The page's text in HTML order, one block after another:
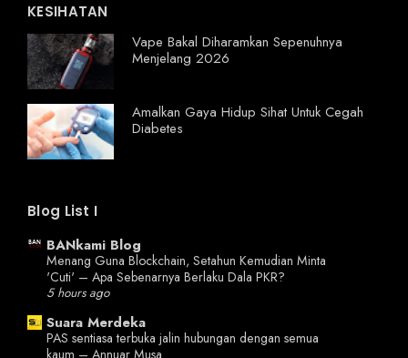
KESIHATAN
Vape Bakal Diharamkan Sepenuhnya
Menjelang 2026
Amalkan Gaya Hidup Sihat Untuk Cegah
Diabetes
Blog List I
BANkami Blog
Menang Guna Blockchain, Setahun Kemudian Minta
'Cuti' – Apa Sebenarnya Berlaku Dala PKR?
5 hours ago
Suara Merdeka
PAS sentiasa terbuka jalin hubungan dengan semua
kaum – Annuar Musa